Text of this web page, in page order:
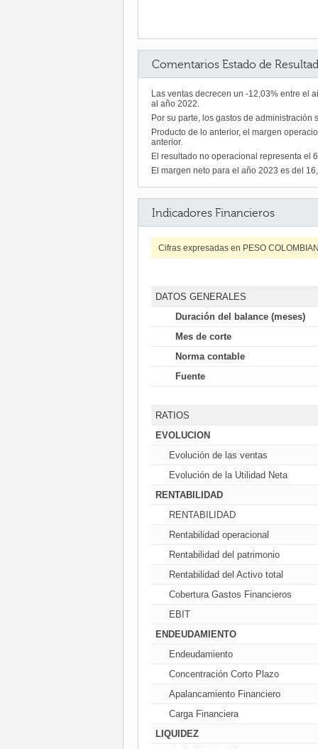
Comentarios Estado de
Las ventas decrecen un -12,03% entre el
al año 2022.
Por su parte, los gastos de
Producto de lo anterior, el margen
anterior.
El resultado no operacional representa el
El margen neto para el año 2023 es del
Indicadores Financieros
Cifras expresadas en PESO
DATOS GENERALES
Duración del balance (meses)
Mes de corte
Norma contable
Fuente
RATIOS
EVOLUCION
Evolución de las ventas
Evolución de la Utilidad Neta
RENTABILIDAD
RENTABILIDAD
Rentabilidad operacional
Rentabilidad del patrimonio
Rentabilidad del Activo total
Cobertura Gastos Financieros
EBIT
ENDEUDAMIENTO
Endeudamiento
Concentración Corto Plazo
Apalancamiento Financiero
Carga Financiera
LIQUIDEZ